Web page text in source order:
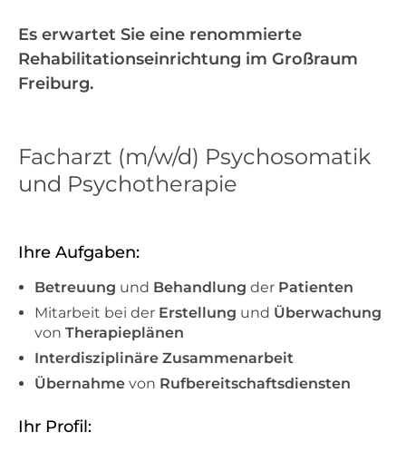
Es erwartet Sie eine renommierte
Rehabilitationseinrichtung im Großraum
Freiburg.
Facharzt (m/w/d) Psychosomatik
und Psychotherapie
Ihre Aufgaben:
Betreuung und Behandlung der Patienten
Mitarbeit bei der Erstellung und Überwachung
von Therapieplänen
Interdisziplinäre Zusammenarbeit
Übernahme von Rufbereitschaftsdiensten
Ihr Profil: